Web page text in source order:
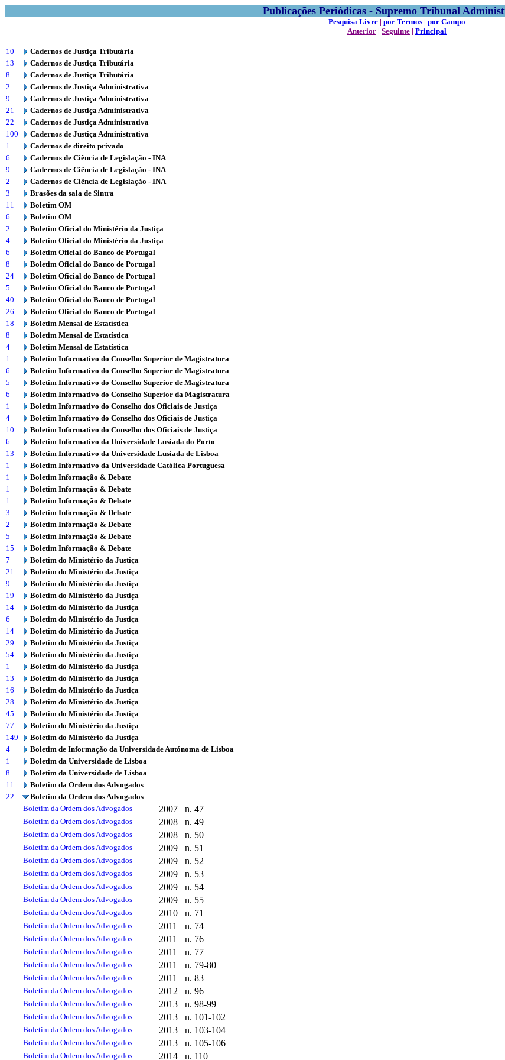
Publicações Periódicas - Supremo Tribunal
Pesquisa Livre | por Termos | por Campo
Anterior | Seguinte | Principal
10
Cadernos de Justiça Tributária
13
Cadernos de Justiça Tributária
8
Cadernos de Justiça Tributária
2
Cadernos de Justiça Administrativa
9
Cadernos de Justiça Administrativa
21
Cadernos de Justiça Administrativa
22
Cadernos de Justiça Administrativa
100
Cadernos de Justiça Administrativa
1
Cadernos de direito privado
6
Cadernos de Ciência de Legislação - INA
9
Cadernos de Ciência de Legislação - INA
2
Cadernos de Ciência de Legislação - INA
3
Brasões da sala de Sintra
11
Boletim OM
6
Boletim OM
2
Boletim Oficial do Ministério da Justiça
4
Boletim Oficial do Ministério da Justiça
6
Boletim Oficial do Banco de Portugal
8
Boletim Oficial do Banco de Portugal
24
Boletim Oficial do Banco de Portugal
5
Boletim Oficial do Banco de Portugal
40
Boletim Oficial do Banco de Portugal
26
Boletim Oficial do Banco de Portugal
18
Boletim Mensal de Estatística
8
Boletim Mensal de Estatística
4
Boletim Mensal de Estatística
1
Boletim Informativo do Conselho Superior de Magistratura
6
Boletim Informativo do Conselho Superior de Magistratura
5
Boletim Informativo do Conselho Superior de Magistratura
6
Boletim Informativo do Conselho Superior da Magistratura
1
Boletim Informativo do Conselho dos Oficiais de Justiça
4
Boletim Informativo do Conselho dos Oficiais de Justiça
10
Boletim Informativo do Conselho dos Oficiais de Justiça
6
Boletim Informativo da Universidade Lusíada do Porto
13
Boletim Informativo da Universidade Lusíada de Lisboa
1
Boletim Informativo da Universidade Católica Portuguesa
1
Boletim Informação & Debate
1
Boletim Informação & Debate
1
Boletim Informação & Debate
3
Boletim Informação & Debate
2
Boletim Informação & Debate
5
Boletim Informação & Debate
15
Boletim Informação & Debate
7
Boletim do Ministério da Justiça
21
Boletim do Ministério da Justiça
9
Boletim do Ministério da Justiça
19
Boletim do Ministério da Justiça
14
Boletim do Ministério da Justiça
6
Boletim do Ministério da Justiça
14
Boletim do Ministério da Justiça
29
Boletim do Ministério da Justiça
54
Boletim do Ministério da Justiça
1
Boletim do Ministério da Justiça
13
Boletim do Ministério da Justiça
16
Boletim do Ministério da Justiça
28
Boletim do Ministério da Justiça
45
Boletim do Ministério da Justiça
77
Boletim do Ministério da Justiça
149
Boletim do Ministério da Justiça
4
Boletim de Informação da Universidade Autónoma de Lisboa
1
Boletim da Universidade de Lisboa
8
Boletim da Universidade de Lisboa
11
Boletim da Ordem dos Advogados
22
Boletim da Ordem dos Advogados
Boletim da Ordem dos Advogados
2007 n. 47
Boletim da Ordem dos Advogados 2008 n. 49
Boletim da Ordem dos Advogados 2008 n. 50
Boletim da Ordem dos Advogados 2009 n. 51
Boletim da Ordem dos Advogados 2009 n. 52
Boletim da Ordem dos Advogados 2009 n. 53
Boletim da Ordem dos Advogados 2009 n. 54
Boletim da Ordem dos Advogados 2009 n. 55
Boletim da Ordem dos Advogados 2010 n. 71
Boletim da Ordem dos Advogados 2011 n. 74
Boletim da Ordem dos Advogados 2011 n. 76
Boletim da Ordem dos Advogados 2011 n. 77
Boletim da Ordem dos Advogados 2011 n. 79-80
Boletim da Ordem dos Advogados 2011 n. 83
Boletim da Ordem dos Advogados 2012 n. 96
Boletim da Ordem dos Advogados 2013 n. 98-99
Boletim da Ordem dos Advogados 2013 n. 101-102
Boletim da Ordem dos Advogados 2013 n. 103-104
Boletim da Ordem dos Advogados 2013 n. 105-106
Boletim da Ordem dos Advogados 2014 n. 110